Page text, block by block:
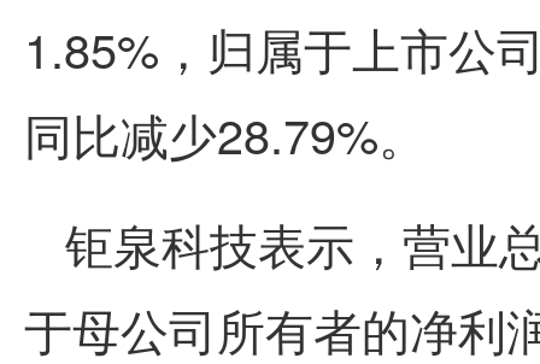
1.85%，归属于上市公
同比减少28.79%。
钜泉科技表示，营业
于母公司所有者的净利